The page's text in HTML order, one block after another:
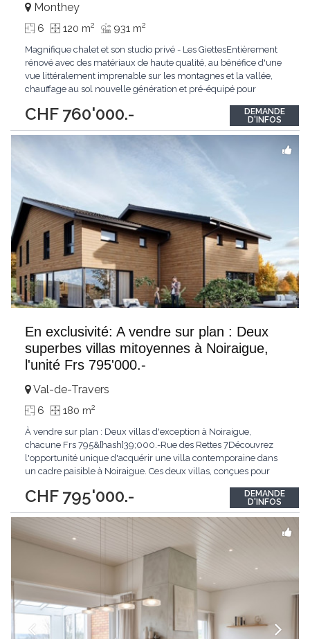
CHF 760'000.-
Monthey
6 120 m2 931 m2
Magnifique chalet et son studio privé - Les GiettesEntièrement
rénové avec des matériaux de haute qualité, au bénéfice d'une
vue littéralement imprenable sur les montagnes et la vallée,
chauffage au sol nouvelle génération et pré-équipé pour
découvrir absolument.Érigé sur 3 étages, ce chalet allie charme
et confort moderne....
DEMANDE
D'INFOS
En exclusivité: A vendre sur plan : Deux
superbes villas mitoyennes à Noiraigue,
l'unité Frs 795'000.-
CHF 795'000.-
Val-de-Travers
6 180 m2
À vendre sur plan : Deux villas d'exception à Noiraigue,
chacune Frs 795&[hash]39;000.-Rue des Rettes 7Découvrez
l'opportunité unique d'acquérir une villa contemporaine dans
un cadre paisible à Noiraigue. Ces deux villas, conçues pour
généreux et une architecture moderne.Villa 1 : Surface totale de
249 m² (avec sous-sol) et 178...
DEMANDE
D'INFOS